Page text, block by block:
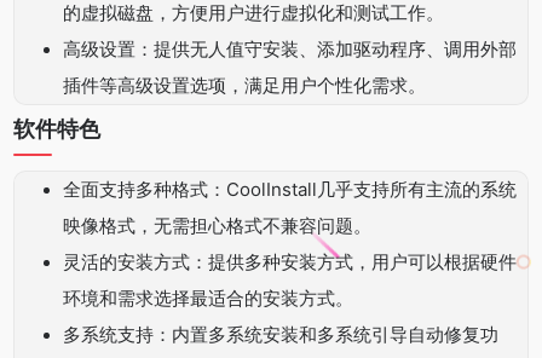
的虚拟磁盘，方便用户进行虚拟化和测试工作。
高级设置：提供无人值守安装、添加驱动程序、调用外部
插件等高级设置选项，满足用户个性化需求。
软件特色
全面支持多种格式：CoolInstall几乎支持所有主流的系统
映像格式，无需担心格式不兼容问题。
灵活的安装方式：提供多种安装方式，用户可以根据硬件
环境和需求选择最适合的安装方式。
多系统支持：内置多系统安装和多系统引导自动修复功